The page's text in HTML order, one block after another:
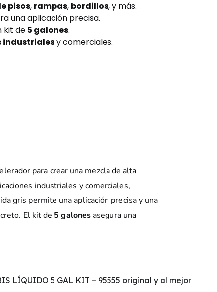
pisos, rampas, bordillos, y más.
una aplicación precisa.
kit de 5 galones.
industrialesy comerciales.
para crear una mezcla de alta
industriales y comerciales,
gris permite una aplicación precisa y una
El kit de 5 galones asegura una
LÍQUIDO 5 GAL KIT – 95555 original y al mejor